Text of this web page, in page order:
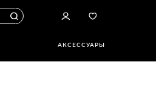
АКСЕССУАРЫ